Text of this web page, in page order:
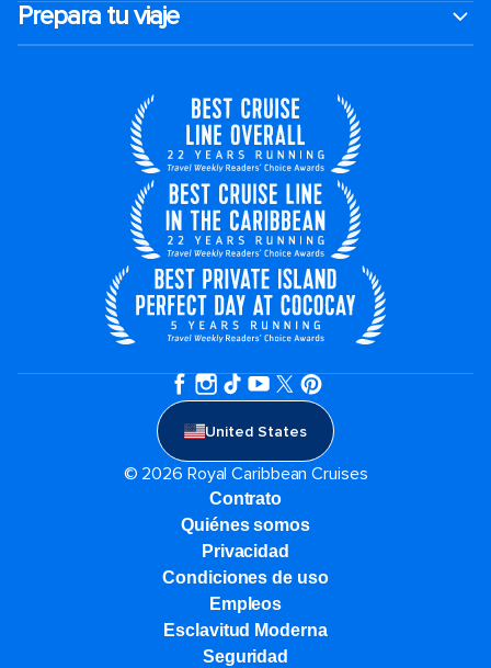
Prepara tu viaje
United States
© 2026 Royal Caribbean Cruises
Contrato
Quiénes somos
Privacidad
Condiciones de uso
Empleos
Esclavitud Moderna
Seguridad